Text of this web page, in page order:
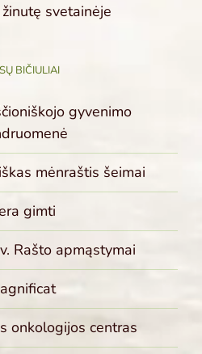
svetainėje
BIČIULIAI
gyvenimo
mėnraštis šeimai
gimti
Rašto apmąstymai
onkologijos centras